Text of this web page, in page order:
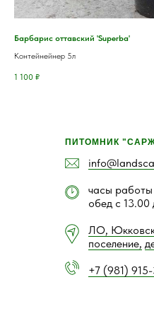
Барбарис оттавский 'Superba'
Контейнейнер 5л
1 100 ₽
ПИТОМНИК
часы
обед с 13.00
ЛО,
поселение,
+7 (981)